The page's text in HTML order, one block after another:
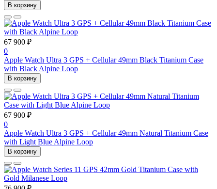
В корзину
67 900 ₽
0
Apple Watch Ultra 3 GPS + Cellular 49mm Black Titanium Case
with Black Alpine Loop
В корзину
67 900 ₽
0
Apple Watch Ultra 3 GPS + Cellular 49mm Natural Titanium Case
with Light Blue Alpine Loop
В корзину